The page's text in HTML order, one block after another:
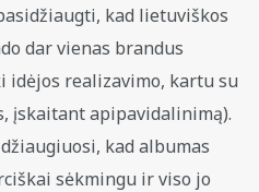
kad lietuviškos
dar vienas brandus
idėjos realizavimo, kartu su
įskaitant apipavidalinimą).
kad albumas
sėkmingu ir viso jo